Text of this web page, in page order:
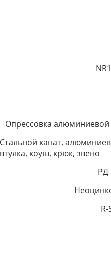
Опрессовка алюминиевой
Стальной канат,
втулка, коуш, крюк, звено
РД
R-